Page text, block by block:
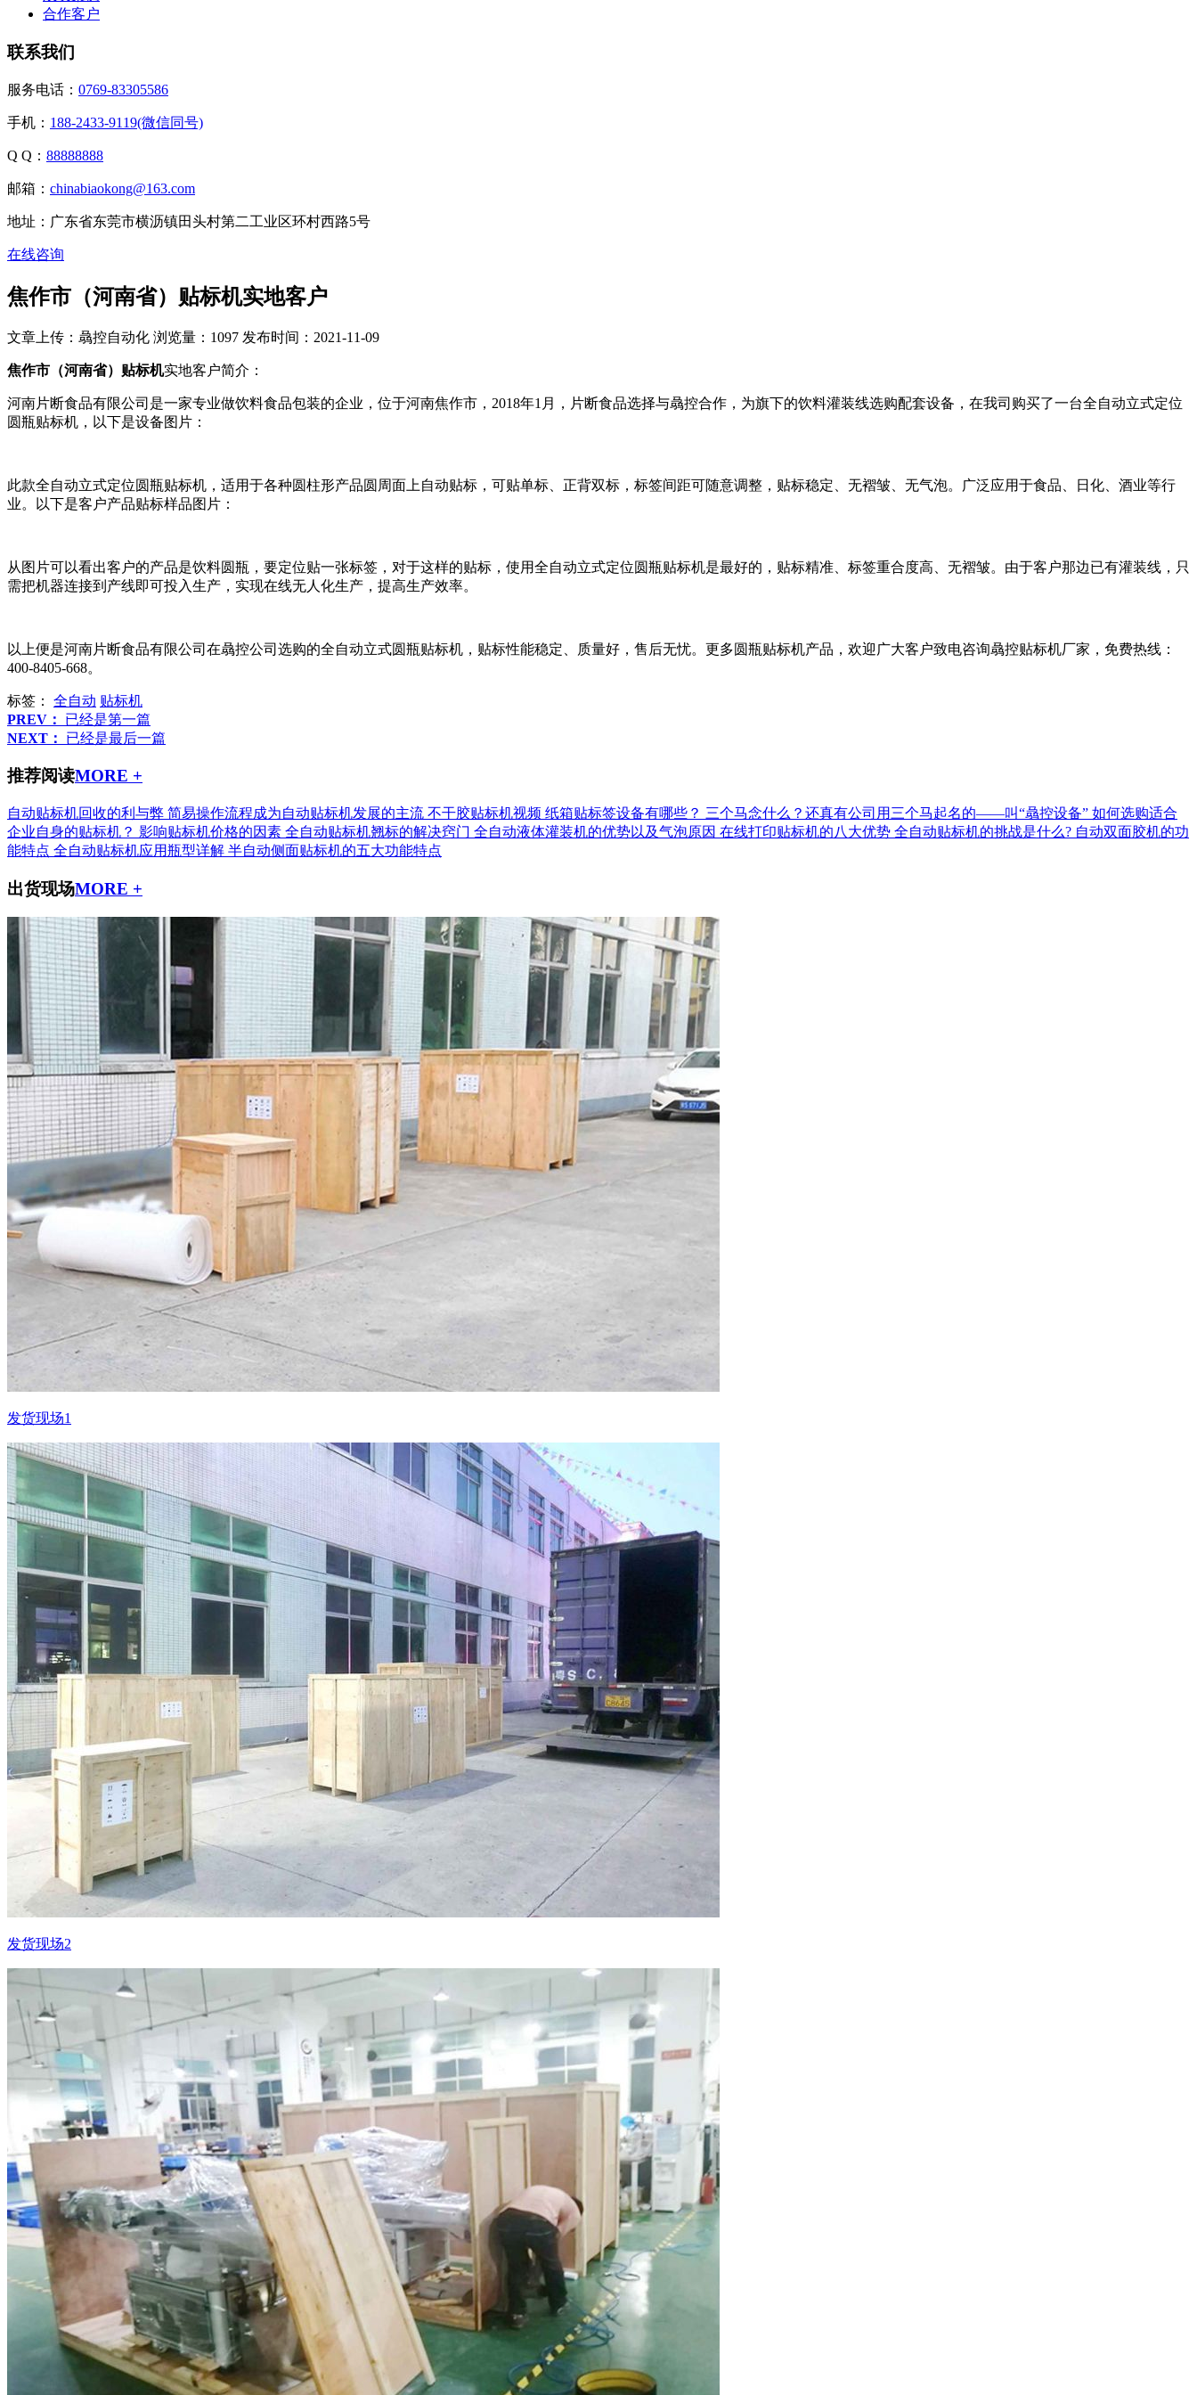
合作客户
联系我们
服务电话： 0769-83305586
手机： 188-2433-9119(微信同号)
Q Q： 88888888
邮箱： chinabiaokong@163.com
地址：广东省东莞市横沥镇田头村第二工业区环村西路5号
在线咨询
焦作市（河南省）贴标机实地客户
文章上传：骉控自动化 浏览量：1097 发布时间：2021-11-09
焦作市（河南省）贴标机实地客户简介：
河南片断食品有限公司是一家专业做饮料食品包装的企业，位于河南焦作市，2018年1月，片断食品选择与骉控合作，为旗下的饮料灌装线选购配套设备，在我司购买了一台全自动立式定位
圆瓶贴标机，以下是设备图片：
此款全自动立式定位圆瓶贴标机，适用于各种圆柱形产品圆周面上自动贴标，可贴单标、正背双标，标签间距可随意调整，贴标稳定、无褶皱、无气泡。广泛应用于食品、日化、酒业等行
业。以下是客户产品贴标样品图片：
从图片可以看出客户的产品是饮料圆瓶，要定位贴一张标签，对于这样的贴标，使用全自动立式定位圆瓶贴标机是最好的，贴标精准、标签重合度高、无褶皱。由于客户那边已有灌装线，只
需把机器连接到产线即可投入生产，实现在线无人化生产，提高生产效率。
以上便是河南片断食品有限公司在骉控公司选购的全自动立式圆瓶贴标机，贴标性能稳定、质量好，售后无忧。更多圆瓶贴标机产品，欢迎广大客户致电咨询骉控贴标机厂家，免费热线：
400-8405-668。
标签： 全自动 贴标机
PREV：
已经是第一篇
NEXT：
已经是最后一篇
推荐阅读MORE +
自动贴标机回收的利与弊 简易操作流程成为自动贴标机发展的主流 不干胶贴标机视频 纸箱贴标签设备有哪些？ 三个马念什么？还真有公司用三个马起名的——叫“骉控设备” 如何选购适合
企业自身的贴标机？ 影响贴标机价格的因素 全自动贴标机翘标的解决窍门 全自动液体灌装机的优势以及气泡原因 在线打印贴标机的八大优势 全自动贴标机的挑战是什么? 自动双面胶机的功
能特点 全自动贴标机应用瓶型详解 半自动侧面贴标机的五大功能特点
出货现场MORE +
发货现场1
发货现场2